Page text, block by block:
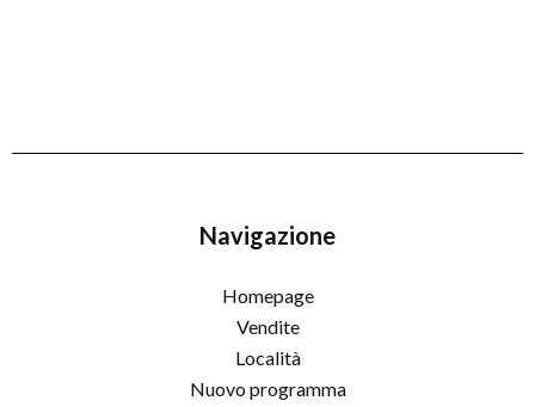
Navigazione
Homepage
Vendite
Località
Nuovo programma